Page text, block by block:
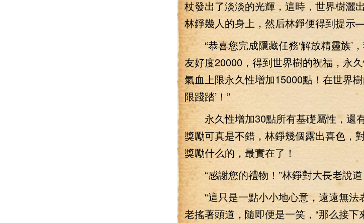
杖發出了淡淡的光輝，這時，世界樹灑
林錚幾人的身上，然后林錚便得到提
“恭喜您完成隱藏任務‘解放精靈族’，
友好度20000，得到世界樹的祝福，永
氣血上限永久性增加15000點！在世界
限踐踏’！”
永久性增加30點所有基礎屬性，還有
獎勵可真是不錯，林錚幾個露出喜色，
獎勵什么的，最實在了！
“感謝您的禮物！”林錚對大長老說道
“這只是一點小小地心意，遠遠無法
老搖著頭道，隨即便是一笑，“那么接